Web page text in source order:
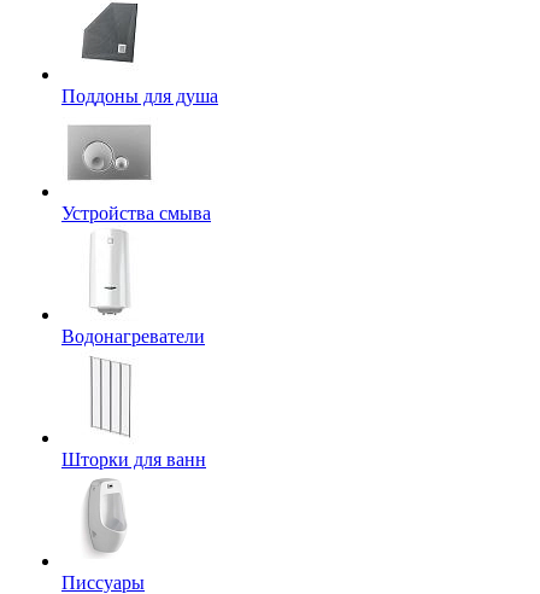
Поддоны для душа
Устройства смыва
Водонагреватели
Шторки для ванн
Писсуары